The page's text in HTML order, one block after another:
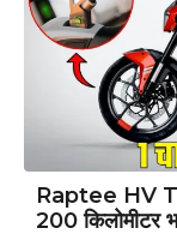
Raptee HV
200 किलोमीटर